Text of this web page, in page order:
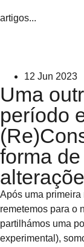
artigos...
12 Jun 2023
Uma
período
forma
Após uma primeira
remetemos para o
partilhámos uma
experimental),